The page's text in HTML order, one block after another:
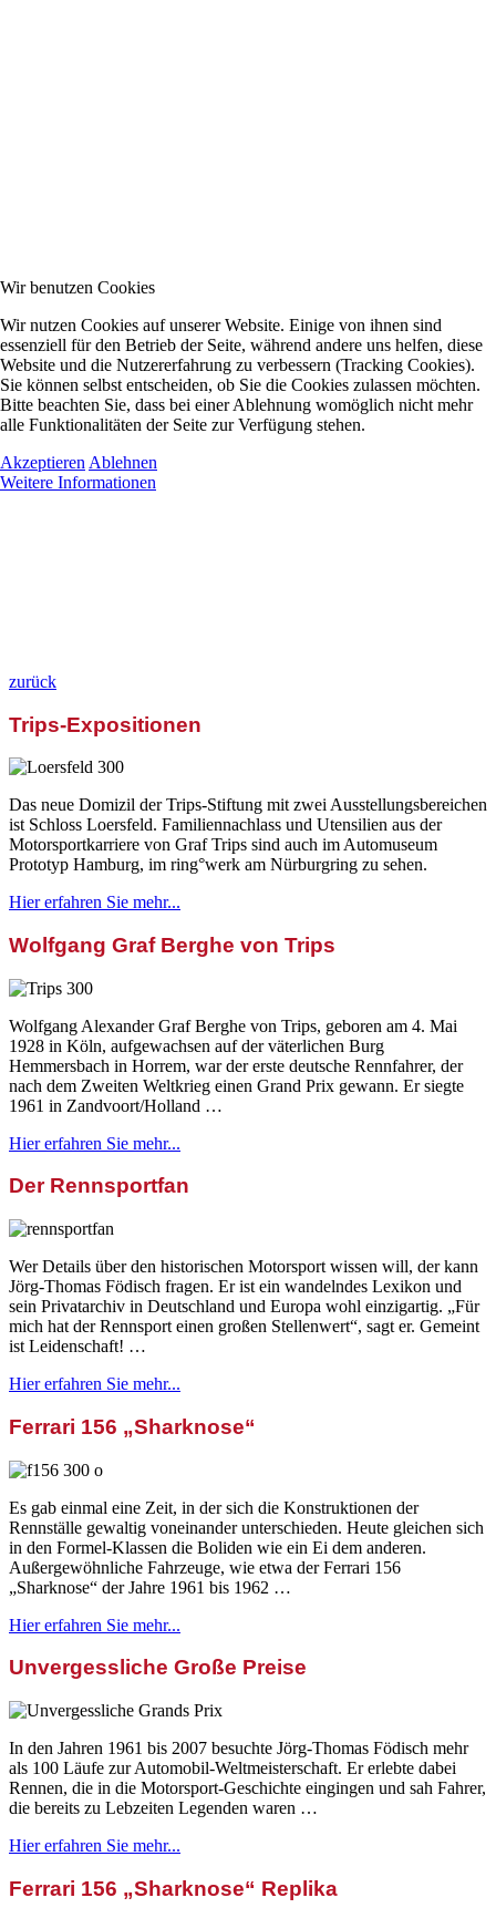
zurück
Trips-Expositionen
Das neue Domizil der Trips-Stiftung mit zwei Ausstellungsbereichen
ist Schloss Loersfeld. Familiennachlass und Utensilien aus der
Motorsportkarriere von Graf Trips sind auch im Automuseum
Prototyp Hamburg, im ring°werk am Nürburgring zu sehen.
Hier erfahren Sie mehr...
Wolfgang Graf Berghe von Trips
Wolfgang Alexander Graf Berghe von Trips, geboren am 4. Mai
1928 in Köln, aufgewachsen auf der väterlichen Burg
Hemmersbach in Horrem, war der erste deutsche Rennfahrer, der
nach dem Zweiten Weltkrieg einen Grand Prix gewann. Er siegte
1961 in Zandvoort/Holland …
Hier erfahren Sie mehr...
Der Rennsportfan
Wer Details über den historischen Motorsport wissen will, der kann
Jörg-Thomas Födisch fragen. Er ist ein wandelndes Lexikon und
sein Privatarchiv in Deutschland und Europa wohl einzigartig. „Für
mich hat der Rennsport einen großen Stellenwert“, sagt er. Gemeint
ist Leidenschaft! …
Hier erfahren Sie mehr...
Ferrari 156 „Sharknose“
Es gab einmal eine Zeit, in der sich die Konstruktionen der
Rennställe gewaltig voneinander unterschieden. Heute gleichen sich
in den Formel-Klassen die Boliden wie ein Ei dem anderen.
Außergewöhnliche Fahrzeuge, wie etwa der Ferrari 156
„Sharknose“ der Jahre 1961 bis 1962 …
Hier erfahren Sie mehr...
Unvergessliche Große Preise
In den Jahren 1961 bis 2007 besuchte Jörg-Thomas Födisch mehr
als 100 Läufe zur Automobil-Weltmeisterschaft. Er erlebte dabei
Rennen, die in die Motorsport-Geschichte eingingen und sah Fahrer,
die bereits zu Lebzeiten Legenden waren …
Hier erfahren Sie mehr...
Ferrari 156 „Sharknose“ Replika
Wir benutzen Cookies
Wir nutzen Cookies auf unserer Website. Einige von ihnen sind
essenziell für den Betrieb der Seite, während andere uns helfen, diese
Website und die Nutzererfahrung zu verbessern (Tracking Cookies).
Sie können selbst entscheiden, ob Sie die Cookies zulassen möchten.
Bitte beachten Sie, dass bei einer Ablehnung womöglich nicht mehr
alle Funktionalitäten der Seite zur Verfügung stehen.
Akzeptieren Ablehnen
Weitere Informationen